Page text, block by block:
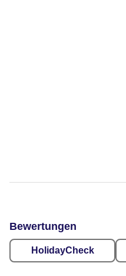
Bewertungen
HolidayCheck